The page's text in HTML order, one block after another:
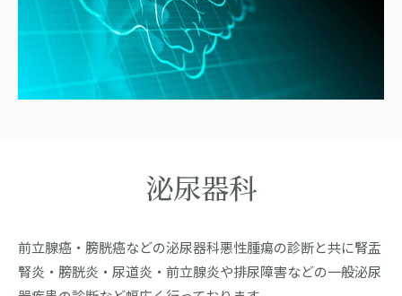
泌尿器科
前立腺癌・膀胱癌などの泌尿器科悪性腫瘍の診断と共に腎盂
腎炎・膀胱炎・尿道炎・前立腺炎や排尿障害などの一般泌尿